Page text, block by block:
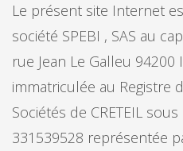
Le présent site Internet
société SPEBI , SAS au
rue Jean Le Galleu 94200
immatriculée au Registre
Sociétés de CRETEIL
331539528 représentée